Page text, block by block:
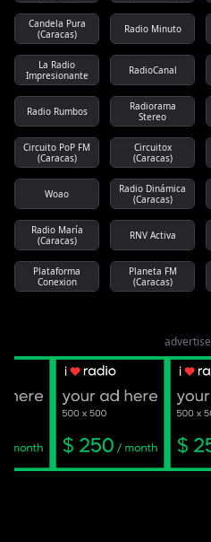
Candela Pura
(Caracas)
Radio Minuto
La Radio
Impresionante
RadioCanal
Radio Rumbos
Radiorama
Stereo
Circuito PoP FM
(Caracas)
Circuitox
(Caracas)
Woao
Radio Dinámica
(Caracas)
Radio María
(Caracas)
RNV Activa
Plataforma
Conexion
Planeta FM
(Caracas)